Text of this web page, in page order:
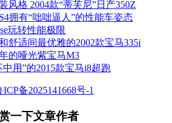
风格 2004款“蒂芙尼”日产350Z
拥有“咄咄逼人”的性能车姿态
玩转性能极限
舒适间最优雅的2002款宝马335i
的哑光紫宝马M3
用”的2015款宝马i8超跑
ICP备2025141668号-1
一下文章作者